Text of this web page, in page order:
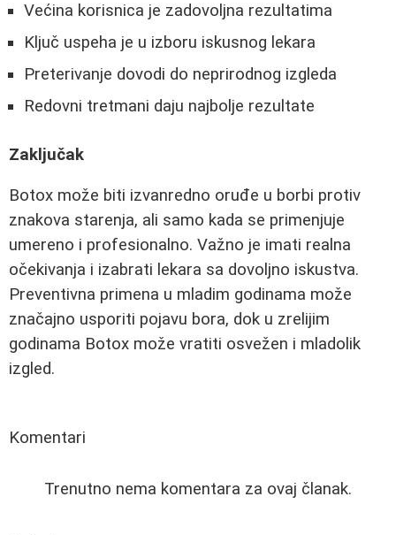
Većina korisnica je zadovoljna rezultatima
Ključ uspeha je u izboru iskusnog lekara
Preterivanje dovodi do neprirodnog izgleda
Redovni tretmani daju najbolje rezultate
Zaključak
Botox može biti izvanredno oruđe u borbi protiv
znakova starenja, ali samo kada se primenjuje
umereno i profesionalno. Važno je imati realna
očekivanja i izabrati lekara sa dovoljno iskustva.
Preventivna primena u mladim godinama može
značajno usporiti pojavu bora, dok u zrelijim
godinama Botox može vratiti osvežen i mladolik
izgled.
Komentari
Trenutno nema komentara za ovaj članak.